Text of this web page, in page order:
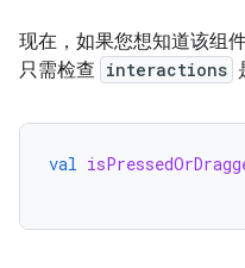
现在，如果您想知道该组
只需检查 interactions
val